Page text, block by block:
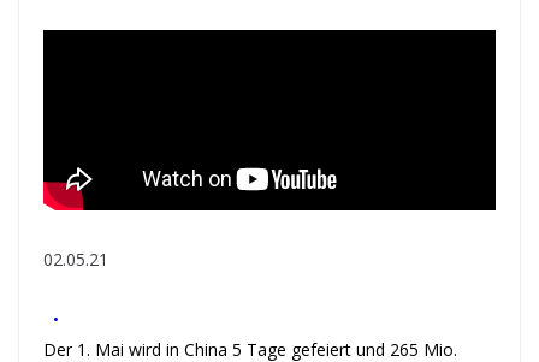
02.05.21
•
Der 1. Mai wird in China 5 Tage gefeiert und 265 Mio.